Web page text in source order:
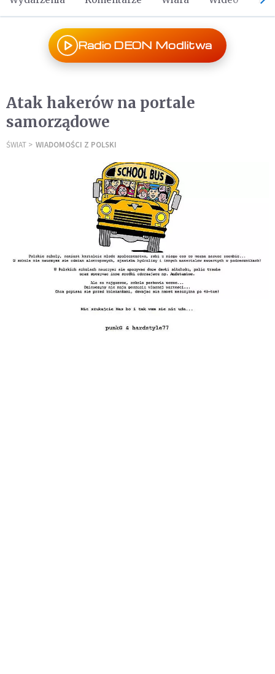
Radio DEON Modlitwa
Atak hakerów na portale
samorządowe
ŚWIAT WIADOMOŚCI Z POLSKI